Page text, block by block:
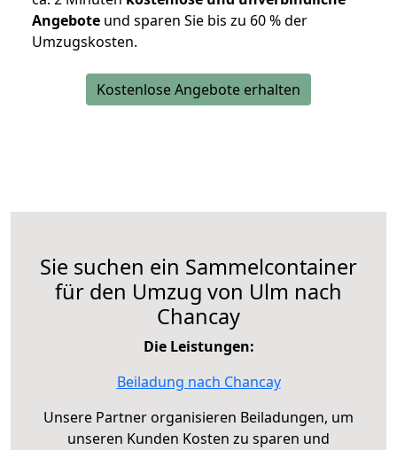
Angebote und sparen Sie bis zu 60 % der
Umzugskosten.
Kostenlose Angebote erhalten
Sie suchen ein Sammelcontainer
für den Umzug von Ulm nach
Chancay
Die Leistungen:
Beiladung nach Chancay
Unsere Partner organisieren Beiladungen, um
unseren Kunden Kosten zu sparen und